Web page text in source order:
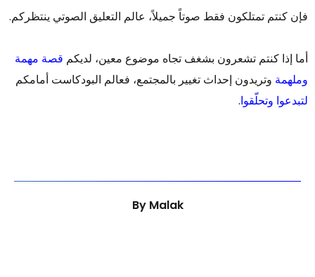
فإن كنتم تمتلكون فقط صوتاً جميلاً، عالم التعليق الصوتي ينتظركم.
أما إذا كنتم تشعرون بشغف تجاه موضوع معين، لديكم قصة مهمة
وملهمة وتريدون إحداث تغيير بالمجتمع، فعالم البودكاست أمامكم
لتبدعوا وتحلّقوا.
By Malak